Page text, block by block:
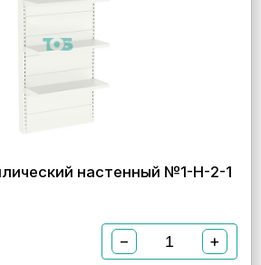
настенный №1-Н-2-1
− +